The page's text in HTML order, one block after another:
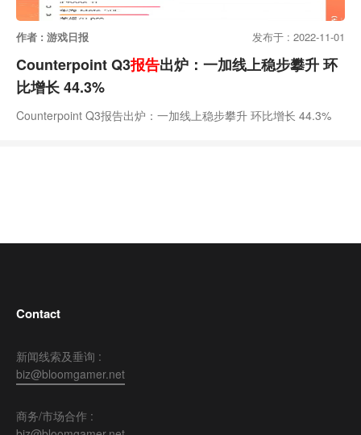
作者 : 游戏日报 发布于 : 2022-11-01
Counterpoint Q3报告出炉：一加线上稳步攀升 环
比增长 44.3%
Counterpoint Q3报告出炉：一加线上稳步攀升 环比增长 44.3%
Contact
新闻线索及垂询 :
biz@bloomgamer.net
商务/市场合作 :